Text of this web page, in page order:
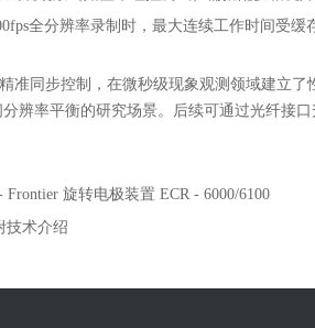
全分辨率录制时，最大连续工作时间受缓
准同步控制，在微秒级现象观测领域建立
辨率平衡的研究场景。后续可通过光纤接口
旋转电极装置 ECR - 6000/6100
技术介绍